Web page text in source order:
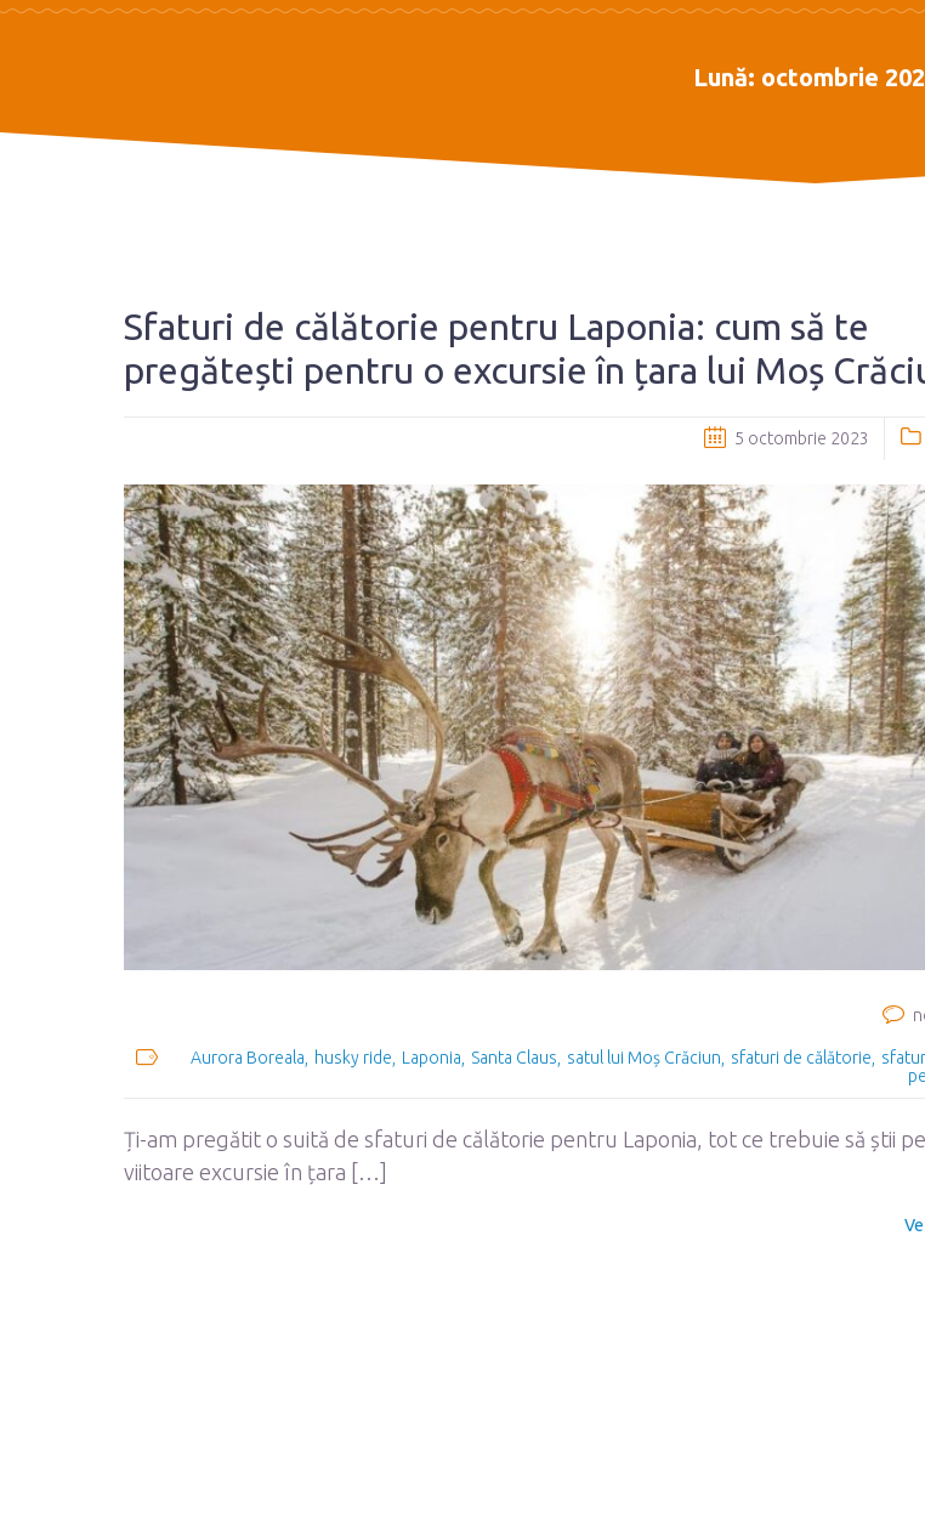
Lună: octombrie
Sfaturi de călătorie pentru Laponia: cum să te
pregătești pentru o excursie în țara lui Moș
5 octombrie 2023
Aurora Boreala husky ride Laponia Santa Claus satul lui Moș Crăciun sfaturi de călătorie
Ți-am pregătit o suită de sfaturi de călătorie pentru Laponia, tot ce trebuie să știi
viitoare excursie în țara […]